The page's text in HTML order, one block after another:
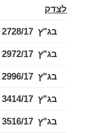
לצדק
בג"ץ 2728/17
בג"ץ 2972/17
בג"ץ 2996/17
בג"ץ 3414/17
בג"ץ 3516/17